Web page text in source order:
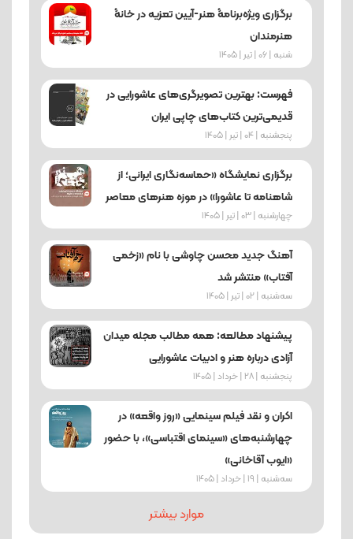
برگزاری ویژه‌برنامۀ هنر-آیین تعزیه در خانۀ
هنرمندان
شنبه | 06 | تیر | 1405
فهرست: بهترین تصویرگری‌های عاشورایی در
قدیمی‌ترین کتاب‌های چاپی ایران
پنجشنبه | 04 | تیر | 1405
برگزاری نمایشگاه «حماسه‌نگاری ایرانی؛ از
شاهنامه تا عاشورا» در موزه هنرهای معاصر
چهارشنبه | 03 | تیر | 1405
آهنگ جدید محسن چاوشی با نام «زخمی
آفتاب» منتشر شد
ﺳﻪشنبه | 02 | تیر | 1405
پیشنهاد مطالعه: همه مطالب مجله میدان
آزادی درباره هنر و ادبیات عاشورایی
پنجشنبه | 28 | خرداد | 1405
اکران و نقد فیلم سینمایی «روز واقعه» در
چهارشنبه‌های «سینمای اقتباسی»، با حضور
«ایوب آقاخانی»
ﺳﻪشنبه | 19 | خرداد | 1405
موارد بیشتر